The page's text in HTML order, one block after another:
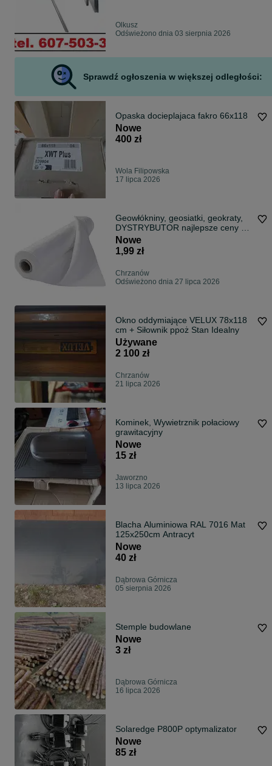
Olkusz
Odświeżono dnia 03 sierpnia 2026
Sprawdź ogłoszenia w większej odległości:
Opaska docieplajaca fakro 66x118
Nowe
400 zł
Wola Filipowska
17 lipca 2026
Geowłókniny, geosiatki, geokraty,
DYSTRYBUTOR najlepsze ceny w
Polsce
Nowe
1,99 zł
Chrzanów
Odświeżono dnia 27 lipca 2026
Okno oddymiające VELUX 78x118
cm + Siłownik ppoż Stan Idealny
Używane
2 100 zł
Chrzanów
21 lipca 2026
Kominek, Wywietrznik połaciowy
grawitacyjny
Nowe
15 zł
Jaworzno
13 lipca 2026
Blacha Aluminiowa RAL 7016 Mat
125x250cm Antracyt
Nowe
40 zł
Dąbrowa Górnicza
05 sierpnia 2026
Stemple budowlane
Nowe
3 zł
Dąbrowa Górnicza
16 lipca 2026
Solaredge P800P optymalizator
Nowe
85 zł